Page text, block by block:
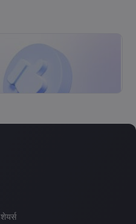
शेयर्स